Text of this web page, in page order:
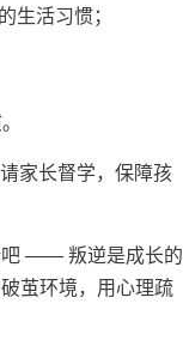
生活习惯；
家长督学，保障孩
吧 —— 叛逆是成长的
茧环境，用心理疏